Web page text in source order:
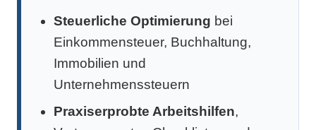
Steuerliche Optimierung bei
Einkommensteuer, Buchhaltung,
Immobilien und
Unternehmenssteuern
Praxiserprobte Arbeitshilfen,